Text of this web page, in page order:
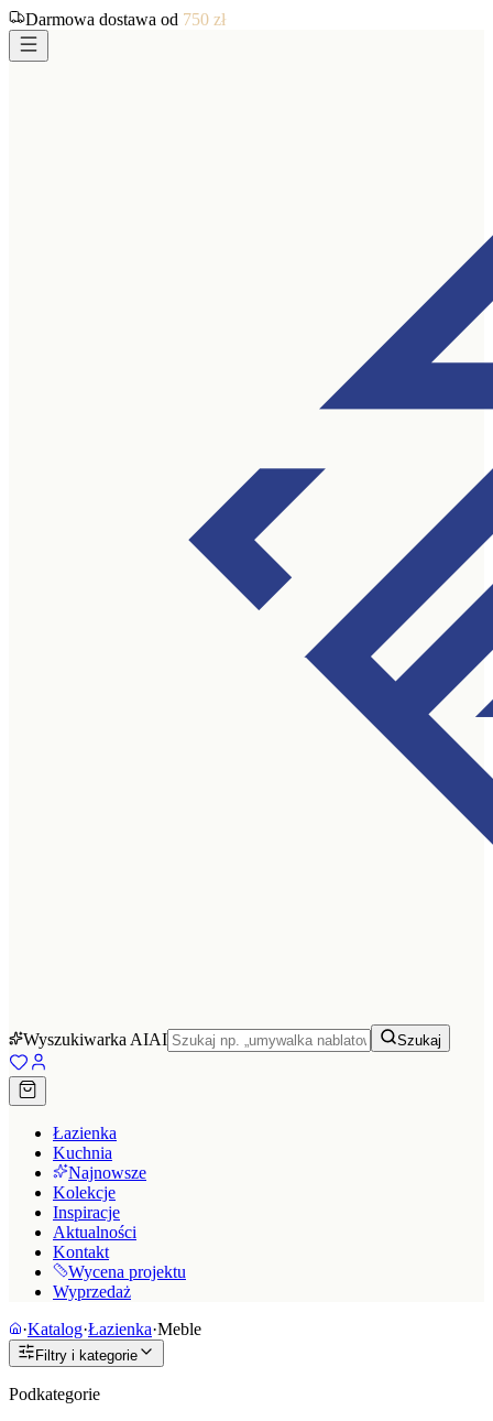
Darmowa dostawa od 750 zł
Wyszukiwarka AIAI Szukaj
Łazienka
Kuchnia
Najnowsze
Kolekcje
Inspiracje
Aktualności
Kontakt
Wycena projektu
Wyprzedaż
·Katalog·Łazienka·Meble
Filtry i kategorie
Podkategorie